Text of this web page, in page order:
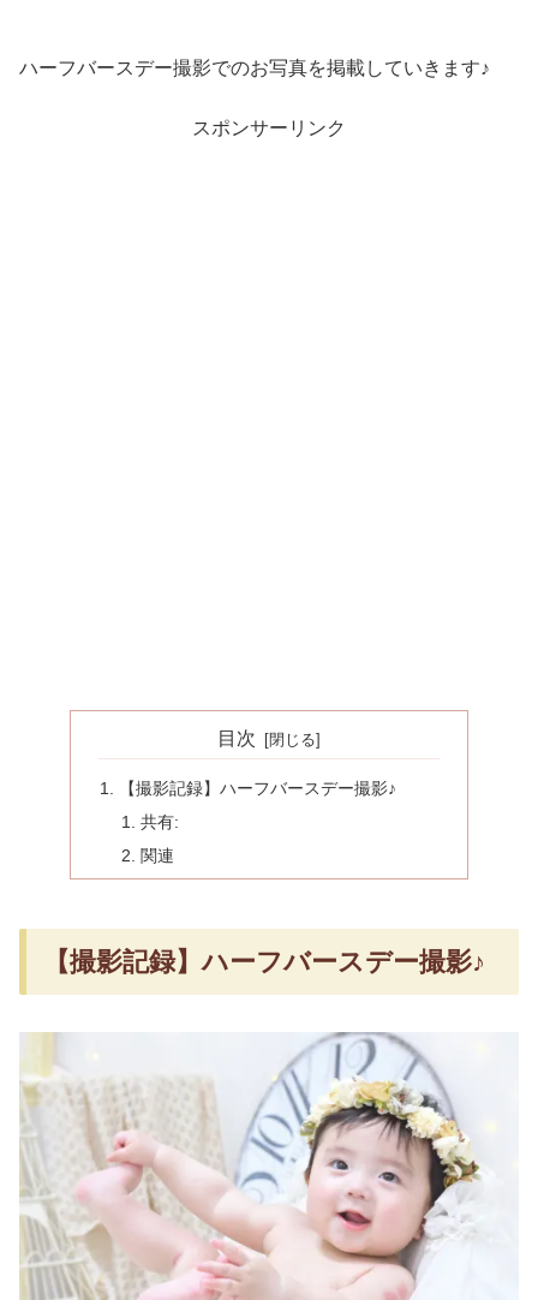
ハーフバースデー撮影でのお写真を掲載していきます♪
スポンサーリンク
目次
【撮影記録】ハーフバースデー撮影♪
共有:
関連
【撮影記録】ハーフバースデー撮影♪